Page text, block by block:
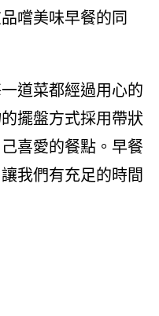
嚐美味早餐的同
道菜都經過用心的
擺盤方式採用帶狀
喜愛的餐點。早餐
我們有充足的時間